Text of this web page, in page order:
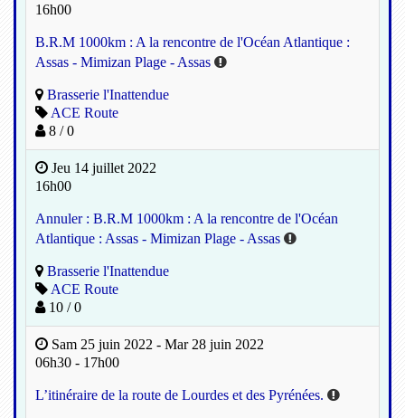
16h00
B.R.M 1000km : A la rencontre de l'Océan Atlantique :
Assas - Mimizan Plage - Assas
Brasserie l'Inattendue
ACE Route
8 / 0
Jeu 14 juillet 2022
16h00
Annuler : B.R.M 1000km : A la rencontre de l'Océan
Atlantique : Assas - Mimizan Plage - Assas
Brasserie l'Inattendue
ACE Route
10 / 0
Sam 25 juin 2022 - Mar 28 juin 2022
06h30 - 17h00
L’itinéraire de la route de Lourdes et des Pyrénées.